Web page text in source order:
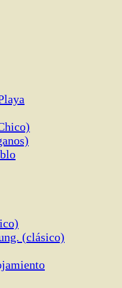
(clásico)